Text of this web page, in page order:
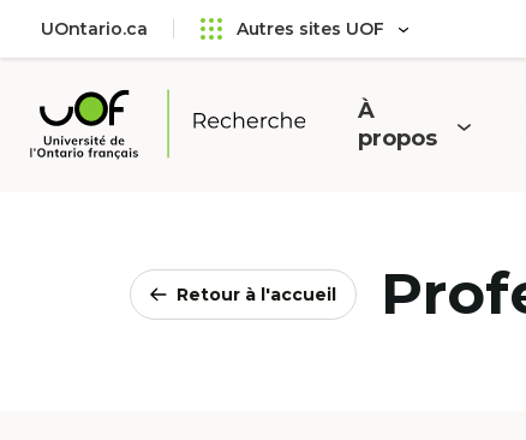
principal
UOntario.ca Autres sites UOF
Université
Ouvrir
À
propos
Retour à l'accueil